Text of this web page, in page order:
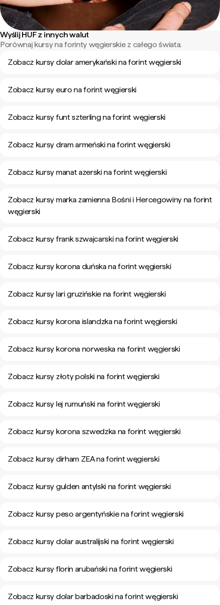
Wyślij HUF z innych walut
Porównaj kursy na forinty węgierskie z całego świata.
Zobacz kursy dolar amerykański na forint węgierski
Zobacz kursy euro na forint węgierski
Zobacz kursy funt szterling na forint węgierski
Zobacz kursy dram armeński na forint węgierski
Zobacz kursy manat azerski na forint węgierski
Zobacz kursy marka zamienna Bośni i Hercegowiny na forint
węgierski
Zobacz kursy frank szwajcarski na forint węgierski
Zobacz kursy korona duńska na forint węgierski
Zobacz kursy lari gruzińskie na forint węgierski
Zobacz kursy korona islandzka na forint węgierski
Zobacz kursy korona norweska na forint węgierski
Zobacz kursy złoty polski na forint węgierski
Zobacz kursy lej rumuński na forint węgierski
Zobacz kursy korona szwedzka na forint węgierski
Zobacz kursy dirham ZEA na forint węgierski
Zobacz kursy gulden antylski na forint węgierski
Zobacz kursy peso argentyńskie na forint węgierski
Zobacz kursy dolar australijski na forint węgierski
Zobacz kursy florin arubański na forint węgierski
Zobacz kursy dolar barbadoski na forint węgierski